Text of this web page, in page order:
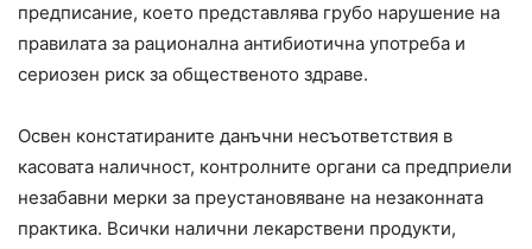
предписание, което представлява грубо нарушение на
правилата за рационална антибиотична употреба и
сериозен риск за общественото здраве.
Освен констатираните данъчни несъответствия в
касовата наличност, контролните органи са предприели
незабавни мерки за преустановяване на незаконната
практика. Всички налични лекарствени продукти,